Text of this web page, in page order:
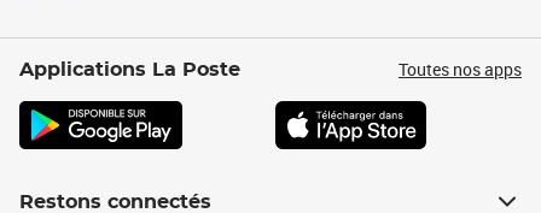
Applications La Poste Toutes nos apps
Restons connectés